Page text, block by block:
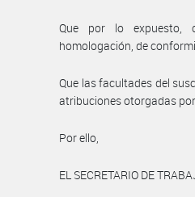
Que por lo expuesto,
homologación, de
Que las facultades del
atribuciones otorgadas por
Por ello,
EL SECRETARIO DE